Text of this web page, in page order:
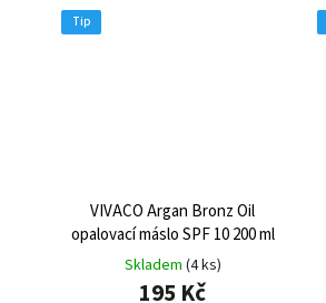
Tip
VIVACO Argan Bronz Oil
opalovací máslo SPF 10 200 ml
Skladem (4 ks)
195 Kč